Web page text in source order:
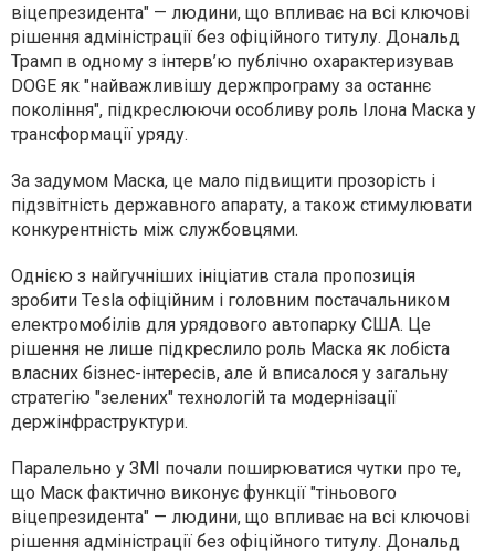
віцепрезидента" — людини, що впливає на всі ключові
рішення адміністрації без офіційного титулу. Дональд
Трамп в одному з інтерв’ю публічно охарактеризував
DOGE як "найважливішу держпрограму за останнє
покоління", підкреслюючи особливу роль Ілона Маска у
трансформації уряду.
За задумом Маска, це мало підвищити прозорість і
підзвітність державного апарату, а також стимулювати
конкурентність між службовцями.
Однією з найгучніших ініціатив стала пропозиція
зробити Tesla офіційним і головним постачальником
електромобілів для урядового автопарку США. Це
рішення не лише підкреслило роль Маска як лобіста
власних бізнес-інтересів, але й вписалося у загальну
стратегію "зелених" технологій та модернізації
держінфраструктури.
Паралельно у ЗМІ почали поширюватися чутки про те,
що Маск фактично виконує функції "тіньового
віцепрезидента" — людини, що впливає на всі ключові
рішення адміністрації без офіційного титулу. Дональд